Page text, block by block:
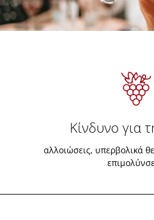
Κίνδυνο για
αλλοιώσεις, υπερβολικά